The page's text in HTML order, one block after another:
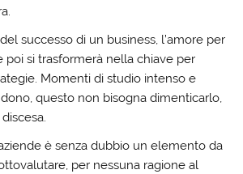
successo di un business, l’amore per
poi si trasformerà nella chiave per
Momenti di studio intenso e
questo non bisogna dimenticarlo,
è senza dubbio un elemento da
per nessuna ragione al